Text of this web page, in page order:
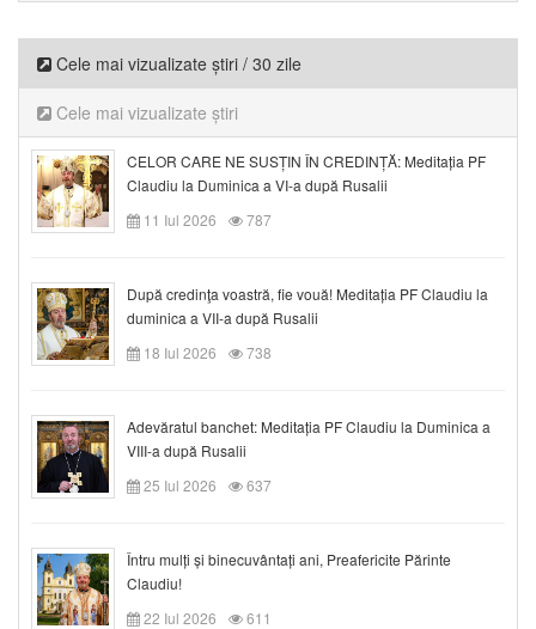
Cele mai vizualizate știri / 30 zile
Cele mai vizualizate știri
CELOR CARE NE SUSȚIN ÎN CREDINȚĂ: Meditația PF
Claudiu la Duminica a VI-a după Rusalii
11 Iul 2026
787
După credinţa voastră, fie vouă! Meditația PF Claudiu la
duminica a VII-a după Rusalii
18 Iul 2026
738
Adevăratul banchet: Meditația PF Claudiu la Duminica a
VIII-a după Rusalii
25 Iul 2026
637
Întru mulți și binecuvântați ani, Preafericite Părinte
Claudiu!
22 Iul 2026
611